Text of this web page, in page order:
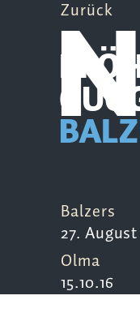
Zurück
Balzers
27. August
Olma
15.10.16